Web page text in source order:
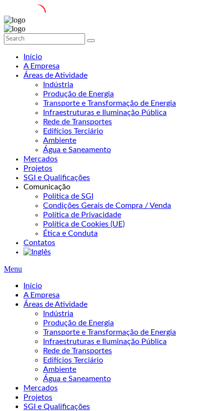
Início
A Empresa
Áreas de Atividade
Indústria
Produção de Energia
Transporte e Transformação de Energia
Infraestruturas e Iluminação Pública
Rede de Transportes
Edifícios Terciário
Ambiente
Água e Saneamento
Mercados
Projetos
SGI e Qualificações
Comunicação
Política de SGI
Condições Gerais de Compra / Venda
Política de Privacidade
Política de Cookies (UE)
Ética e Conduta
Contatos
Menu
Início
A Empresa
Áreas de Atividade
Indústria
Produção de Energia
Transporte e Transformação de Energia
Infraestruturas e Iluminação Pública
Rede de Transportes
Edifícios Terciário
Ambiente
Água e Saneamento
Mercados
Projetos
SGI e Qualificações